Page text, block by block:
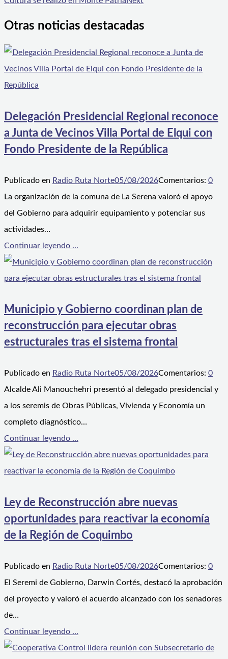
Otras noticias destacadas
Delegación Presidencial Regional reconoce
a Junta de Vecinos Villa Portal de Elqui con
Fondo Presidente de la República
Publicado en Radio Ruta Norte05/08/2026Comentarios: 0
La organización de la comuna de La Serena valoró el apoyo
del Gobierno para adquirir equipamiento y potenciar sus
actividades…
Continuar leyendo ...
Municipio y Gobierno coordinan plan de
reconstrucción para ejecutar obras
estructurales tras el sistema frontal
Publicado en Radio Ruta Norte05/08/2026Comentarios: 0
Alcalde Ali Manouchehri presentó al delegado presidencial y
a los seremis de Obras Públicas, Vivienda y Economía un
completo diagnóstico…
Continuar leyendo ...
Ley de Reconstrucción abre nuevas
oportunidades para reactivar la economía
de la Región de Coquimbo
Publicado en Radio Ruta Norte05/08/2026Comentarios: 0
El Seremi de Gobierno, Darwin Cortés, destacó la aprobación
del proyecto y valoró el acuerdo alcanzado con los senadores
de…
Continuar leyendo ...